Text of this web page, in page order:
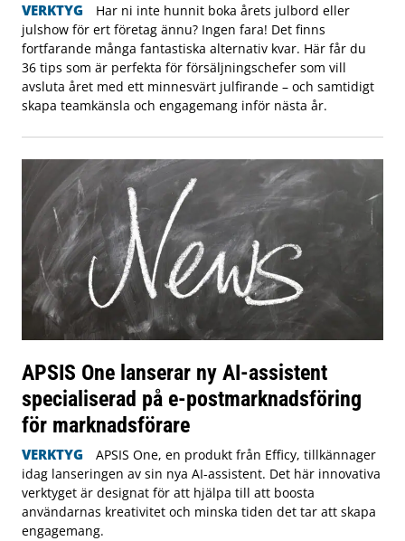
VERKTYG
Har ni inte hunnit boka årets julbord eller
julshow för ert företag ännu? Ingen fara! Det finns
fortfarande många fantastiska alternativ kvar. Här får du
36 tips som är perfekta för försäljningschefer som vill
avsluta året med ett minnesvärt julfirande – och samtidigt
skapa teamkänsla och engagemang inför nästa år.
APSIS One lanserar ny AI-assistent
specialiserad på e-postmarknadsföring
för marknadsförare
VERKTYG
APSIS One, en produkt från Efficy, tillkännager
idag lanseringen av sin nya AI-assistent. Det här innovativa
verktyget är designat för att hjälpa till att boosta
användarnas kreativitet och minska tiden det tar att skapa
engagemang.